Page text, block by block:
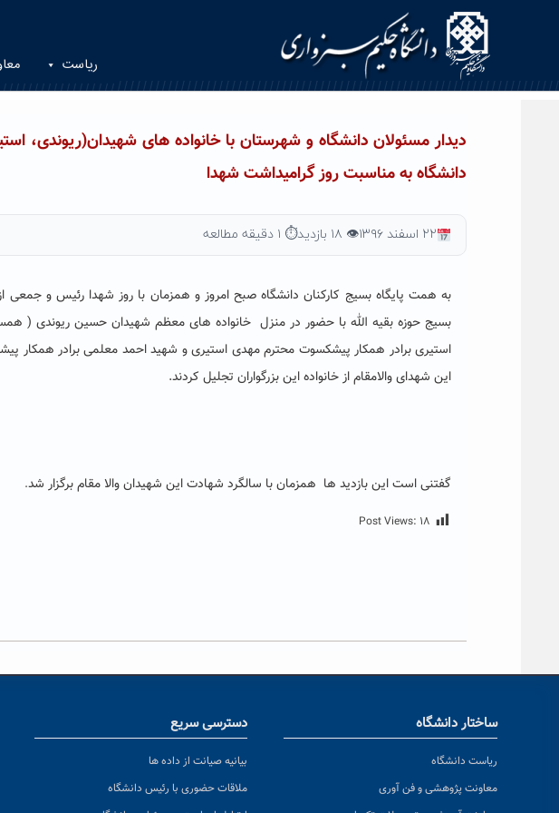
ریاست
دیدار مسئولان دانشگاه و شهرستان با خانواده های شهیدان(ریوندی،
دانشگاه به مناسبت روز گرامیداشت شهدا
۲۲ اسفند ۱۳۹۶ 👁 ۱۸ بازدید ⏱ ۱ دقیقه مطالعه
به همت پایگاه بسیج کارکنان دانشگاه صبح امروز و همزمان با روز شهدا رئیس و جمعی
بسیج حوزه بقیه الله با حضور در منزل خانواده های معظم شهیدان حسین ریوندی (
استیری برادر همکار پیشکسوت محترم مهدی استیری و شهید احمد معلمی برادر همکار
این شهدای والامقام از خانواده این بزرگواران تجلیل کردند.
گفتنی است این بازدید ها همزمان با سالگرد شهادت این شهیدان والا مقام برگزار شد.
Post Views: ۱۸
ساختار دانشگاه
ریاست دانشگاه
معاونت پژوهشی و فن آوری
دسترسی سریع
بیانیه صیانت از داده ها
ملاقات حضوری با رئیس دانشگاه